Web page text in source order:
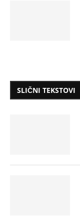
SLIČNI TEKSTOVI